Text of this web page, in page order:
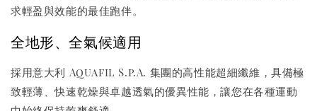
求輕盈與效能的最佳跑伴。
全地形、全氣候適用
採用意大利 Aquafil S.p.A. 集團的高性能超細纖維，具備極
致輕薄、快速乾燥與卓越透氣的優異性能，讓您在各種運動